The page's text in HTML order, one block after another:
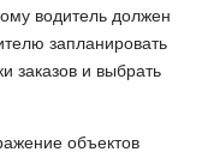
водитель должен
запланировать
заказов и выбрать
объектов